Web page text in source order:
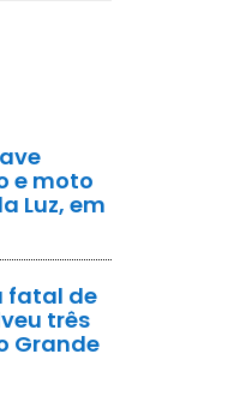
e moto
Luz, em
fatal de
três
Grande